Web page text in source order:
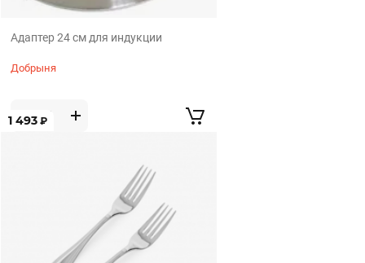
Адаптер 24 см для индукции
Добрыня
1 493 ₽